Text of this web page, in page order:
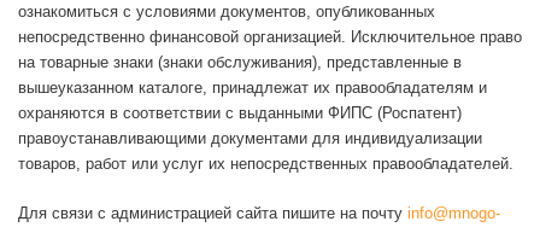
ознакомиться с условиями документов, опубликованных
непосредственно финансовой организацией. Исключительное право
на товарные знаки (знаки обслуживания), представленные в
вышеуказанном каталоге, принадлежат их правообладателям и
охраняются в соответствии с выданными ФИПС (Роспатент)
правоустанавливающими документами для индивидуализации
товаров, работ или услуг их непосредственных правообладателей.
Для связи с администрацией сайта пишите на почту info@mnogo-